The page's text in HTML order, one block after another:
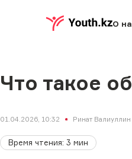
О
Что такое
01.04.2026, 10:32 Ринат Валиуллин
Время чтения: 3 мин